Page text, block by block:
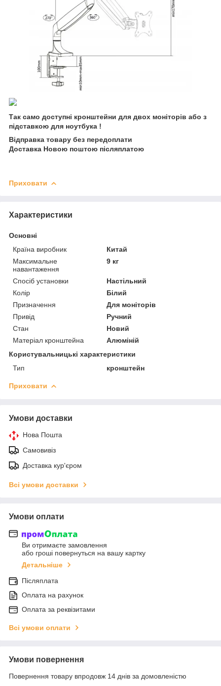
Так само доступні кронштейни для двох моніторів або з
підставкою для ноутбука !
Відправка товару без передоплати
Доставка Новою поштою післяплатою
Приховати
Характеристики
Основні
Країна виробник
Китай
Максимальне
навантаження
9 кг
Спосіб установки
Настільний
Колір
Білий
Призначення
Для моніторів
Привід
Ручний
Стан
Новий
Матеріал кронштейна
Алюміній
Користувальницькі характеристики
Тип
кронштейн
Приховати
Умови доставки
Нова Пошта
Самовивіз
Доставка кур'єром
Всі умови доставки
Умови оплати
Ви отримаєте замовлення
або гроші повернуться на вашу картку
Детальніше
Післяплата
Оплата на рахунок
Оплата за реквізитами
Всі умови оплати
Умови повернення
Повернення товару впродовж 14 днів за домовленістю